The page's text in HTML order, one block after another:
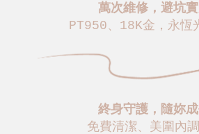
萬次維修，避坑
PT950、18K金，永恆
終身守護，隨妳
免費清潔、美圍內